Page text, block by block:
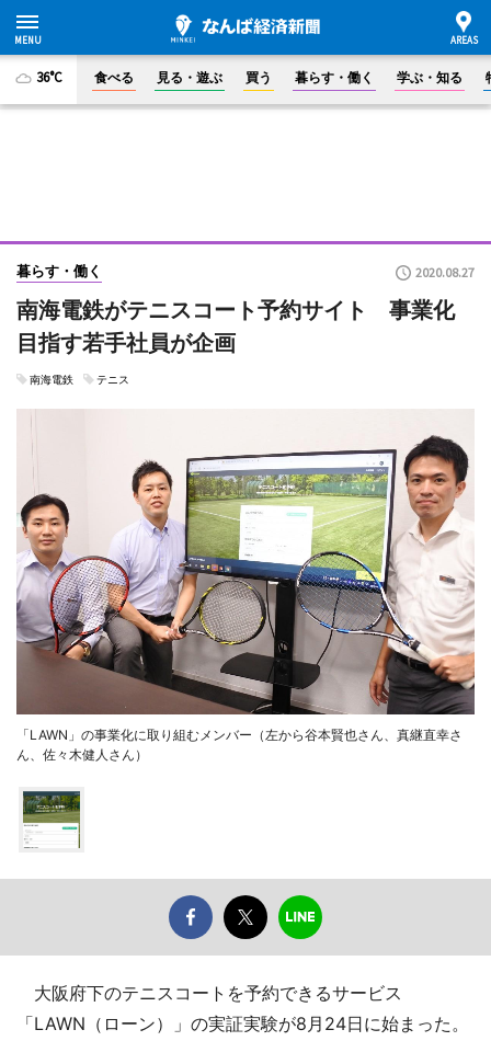
36°C 食べる 見る・遊ぶ 買う 暮らす・働く 学ぶ・知る
暮らす・働く 2020.08.27
南海電鉄がテニスコート予約サイト 事業化
目指す若手社員が企画
南海電鉄 テニス
「LAWN」の事業化に取り組むメンバー（左から谷本賢也さん、真継直幸さ
ん、佐々木健人さん）
大阪府下のテニスコートを予約できるサービス
「LAWN（ローン）」の実証実験が8月24日に始まった。